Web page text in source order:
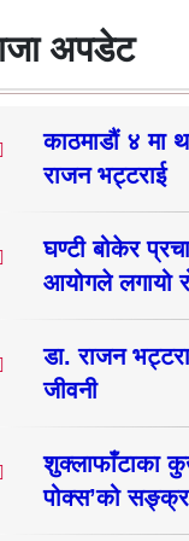
अपडेट
काठमाडौं ४ मा
राजन भट्टराई
घण्टी बोकेर
आयोगले लगायो
डा. राजन
जीवनी
शुक्लाफाँटाका
पोक्स’को